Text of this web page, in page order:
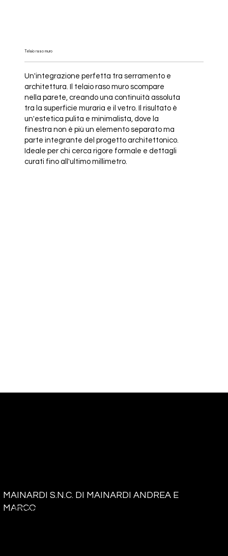
Telaio raso muro
Un'integrazione perfetta tra serramento e
architettura. Il telaio raso muro scompare
nella parete, creando una continuità assoluta
tra la superficie muraria e il vetro. Il risultato è
un'estetica pulita e minimalista, dove la
finestra non è più un elemento separato ma
parte integrante del progetto architettonico.
Ideale per chi cerca rigore formale e dettagli
curati fino all'ultimo millimetro.
MAINARDI S.N.C. DI MAINARDI ANDREA E
MARCO
Via Castello, 52 - 26020 Genivolta (CR)